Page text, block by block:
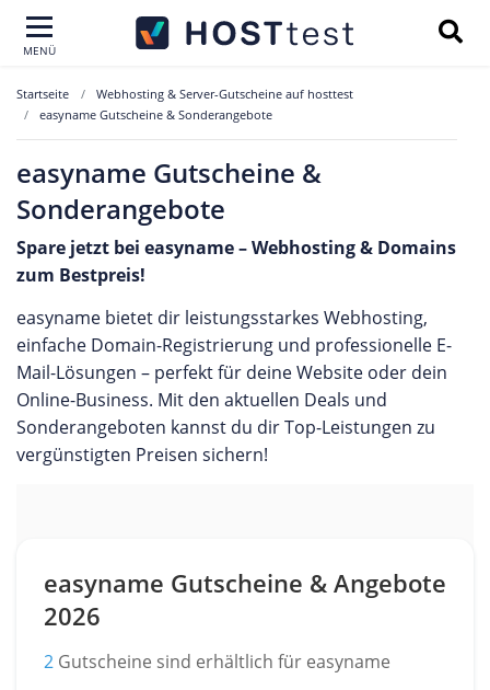
MENÜ
Startseite
Webhosting & Server-Gutscheine auf hosttest
easyname Gutscheine & Sonderangebote
easyname Gutscheine &
Sonderangebote
Spare jetzt bei easyname – Webhosting & Domains
zum Bestpreis!
easyname bietet dir leistungsstarkes Webhosting,
einfache Domain-Registrierung und professionelle E-
Mail-Lösungen – perfekt für deine Website oder dein
Online-Business. Mit den aktuellen Deals und
Sonderangeboten kannst du dir Top-Leistungen zu
vergünstigten Preisen sichern!
easyname Gutscheine & Angebote
2026
2 Gutscheine sind erhältlich für easyname